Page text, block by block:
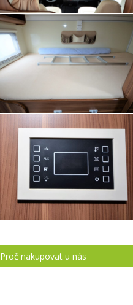
Proč nakupovat u nás